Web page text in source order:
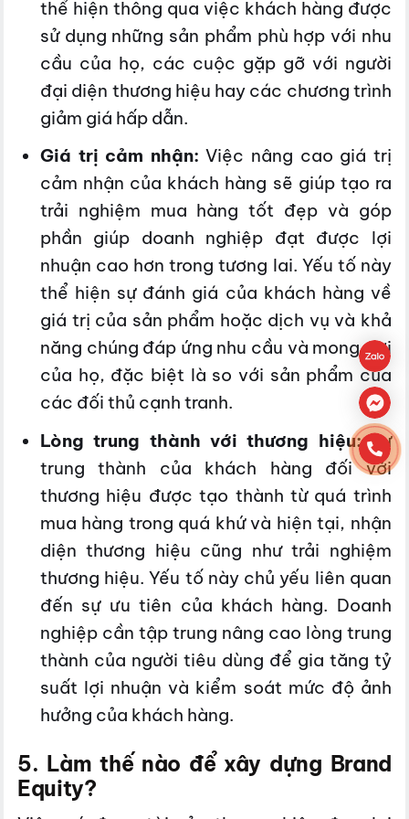
thể hiện thông qua việc khách hàng được
sử dụng những sản phẩm phù hợp với nhu
cầu của họ, các cuộc gặp gỡ với người
đại diện thương hiệu hay các chương trình
giảm giá hấp dẫn.
Giá trị cảm nhận: Việc nâng cao giá trị
cảm nhận của khách hàng sẽ giúp tạo ra
trải nghiệm mua hàng tốt đẹp và góp
phần giúp doanh nghiệp đạt được lợi
nhuận cao hơn trong tương lai. Yếu tố này
thể hiện sự đánh giá của khách hàng về
giá trị của sản phẩm hoặc dịch vụ và khả
năng chúng đáp ứng nhu cầu và mong đợi
của họ, đặc biệt là so với sản phẩm của
các đối thủ cạnh tranh.
Lòng trung thành với thương hiệu:Sự
trung thành của khách hàng đối với
thương hiệu được tạo thành từ quá trình
mua hàng trong quá khứ và hiện tại, nhận
diện thương hiệu cũng như trải nghiệm
thương hiệu. Yếu tố này chủ yếu liên quan
đến sự ưu tiên của khách hàng. Doanh
nghiệp cần tập trung nâng cao lòng trung
thành của người tiêu dùng để gia tăng tỷ
suất lợi nhuận và kiểm soát mức độ ảnh
hưởng của khách hàng.
5. Làm thế nào để xây dựng Brand
Equity?